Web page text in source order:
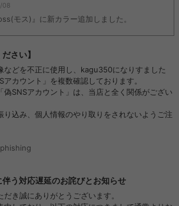
08
モス)』に新カラー追加しました。
さい】
などを不正に使用し、kagu350になりすました
アカウント」を複数確認しております。
偽SNSアカウント」は、当店と全く関係がござい
り込み、個人情報のやり取りをされないようご注
伴う対応遅延のお詫びとお知らせ
き誠にありがとうございます。